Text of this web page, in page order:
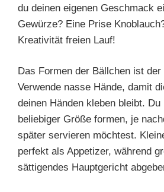
du deinen eigenen Geschmack
Gewürze? Eine Prise
Kreativität freien Lauf!
Das Formen der Bällchen ist der
Verwende nasse Hände, damit
deinen Händen kleben bleibt.
beliebiger Größe formen, je
später servieren möchtest.
perfekt als Appetizer, während
sättigendes Hauptgericht